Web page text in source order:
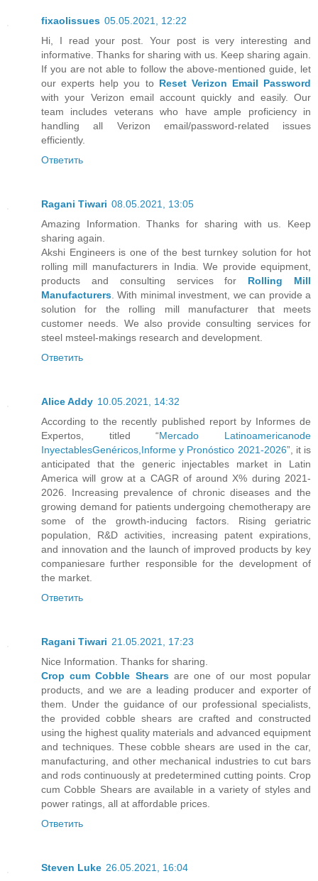
fixaolissues 05.05.2021, 12:22
Hi, I read your post. Your post is very interesting and
informative. Thanks for sharing with us. Keep sharing again.
If you are not able to follow the above-mentioned guide, let
our experts help you to Reset Verizon Email Password
with your Verizon email account quickly and easily. Our
team includes veterans who have ample proficiency in
handling all Verizon email/password-related issues
efficiently.
Ответить
Ragani Tiwari 08.05.2021, 13:05
Amazing Information. Thanks for sharing with us. Keep
sharing again.
Akshi Engineers is one of the best turnkey solution for hot
rolling mill manufacturers in India. We provide equipment,
products and consulting services for Rolling Mill
Manufacturers. With minimal investment, we can provide a
solution for the rolling mill manufacturer that meets
customer needs. We also provide consulting services for
steel msteel-makings research and development.
Ответить
Alice Addy 10.05.2021, 14:32
According to the recently published report by Informes de
Expertos, titled “Mercado Latinoamericanode
InyectablesGenéricos,Informe y Pronóstico 2021-2026”, it is
anticipated that the generic injectables market in Latin
America will grow at a CAGR of around X% during 2021-
2026. Increasing prevalence of chronic diseases and the
growing demand for patients undergoing chemotherapy are
some of the growth-inducing factors. Rising geriatric
population, R&D activities, increasing patent expirations,
and innovation and the launch of improved products by key
companiesare further responsible for the development of
the market.
Ответить
Ragani Tiwari 21.05.2021, 17:23
Nice Information. Thanks for sharing.
Crop cum Cobble Shearsare one of our most popular
products, and we are a leading producer and exporter of
them. Under the guidance of our professional specialists,
the provided cobble shears are crafted and constructed
using the highest quality materials and advanced equipment
and techniques. These cobble shears are used in the car,
manufacturing, and other mechanical industries to cut bars
and rods continuously at predetermined cutting points. Crop
cum Cobble Shears are available in a variety of styles and
power ratings, all at affordable prices.
Ответить
Steven Luke 26.05.2021, 16:04